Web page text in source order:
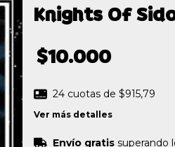
Knights Of
$10.000
24 cuotas de $915,79
Ver más detalles
Envío gratis superando